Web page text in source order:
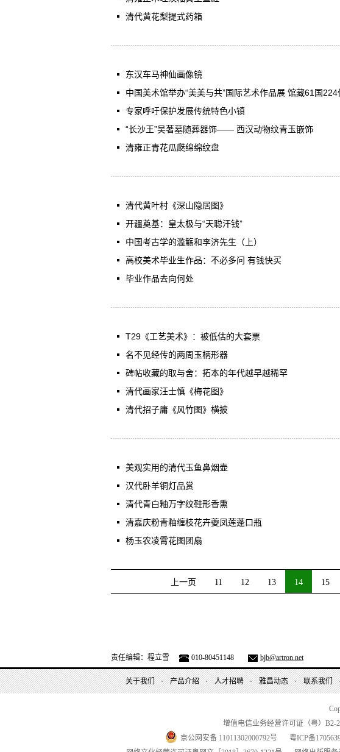
清代黄花梨提式药箱
东汉车马神仙画像镜
中国美术馆举办“美美与共”国际艺术作品展 馆藏61国224
专家呼吁保护发展传统特色小镇
“长沙王”吴著墓随葬器饰—— 西汉动物纹青玉嵌饰
清雍正青花瓜瓞绵绵纹盘
清代黄叶村《深山隐居图》
开疆奠基：皇太极与“天聪汗钱”
中国考古学的滥觞和李济先生（上）
高校美术毕业生作品：不必多问 有钱快买
毕业作品去向何处
T29《工艺美术》：被低估的大套票
名不见经传的两周玉柄形器
碑帖收藏的取与舍：拓本的年代越早越稀罕
清代画家汪士慎《梅花图》
清代招子庸《风竹图》横披
美观实用的清代玉鱼鼻烟壶
汉代卧羊铜灯品赏
清代青白釉万字纹鞋形香熏
清嘉庆粉青釉缠枝花卉夔凤莲蓬口瓶
杨玉农凌霄花图团扇
上一页 11 12 13 14 15
责任编辑：程立雪 010-80451148 bjb@artron.net
关于我们 产品介绍 人才招聘 雅昌动态 联系我们
增值电信业务经营许可证（粤） B2-
京公网安备 11011302000792号
粤ICP备